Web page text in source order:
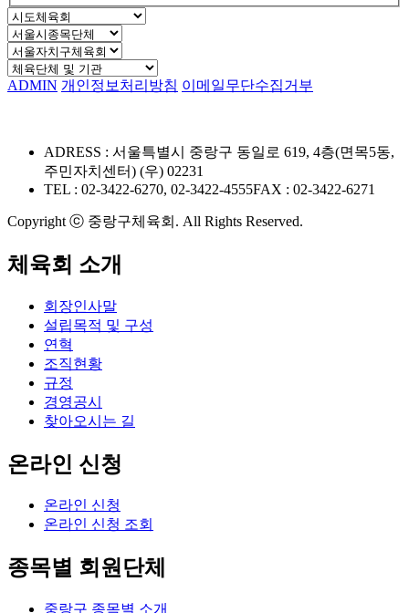
ADMIN 개인정보처리방침 이메일무단수집거부
ADRESS : 서울특별시 중랑구 동일로 619, 4층(면목5동,
주민자치센터) (우) 02231
TEL : 02-3422-6270, 02-3422-4555FAX : 02-3422-6271
Copyright ⓒ 중랑구체육회. All Rights Reserved.
체육회 소개
회장인사말
설립목적 및 구성
연혁
조직현황
규정
경영공시
찾아오시는 길
온라인 신청
온라인 신청
온라인 신청 조회
종목별 회원단체
중랑구 종목별 소개